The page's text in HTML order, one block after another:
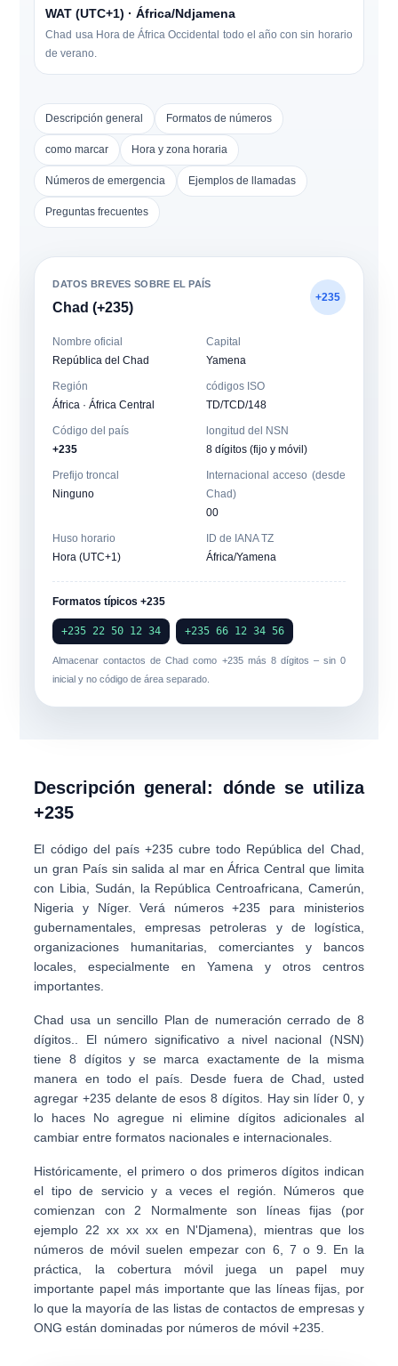
WAT (UTC+1) · África/Ndjamena
Chad usa Hora de África Occidental todo el año consin horario
de verano.
Descripción general Formatos de números
como marcar Hora y zona horaria
Números de emergencia Ejemplos de llamadas
Preguntas frecuentes
DATOS BREVES SOBRE EL PAÍS
Chad (+235)
+235
Nombre oficial
República del Chad
Capital
Yamena
Región
África · África Central
códigos ISO
TD/TCD/148
Código del país
+235
longitud del NSN
8 dígitos (fijo y móvil)
Prefijo troncal
Ninguno
Internacional acceso (desde
Chad)
00
Huso horario
Hora (UTC+1)
ID de IANA TZ
África/Yamena
Formatos típicos +235
+235 22 50 12 34 +235 66 12 34 56
Almacenar contactos de Chad como +235más 8 dígitos – sin 0
inicial y no código de área separado.
Descripción general: dónde se utiliza
+235
El código del país +235cubre todo República del Chad
un gran País sin salida al mar en África Central que limita
con Libia, Sudán, la República Centroafricana, Camerún,
Nigeria y Níger. Verá números +235 para ministerios
gubernamentales, empresas petroleras y de logística,
organizaciones humanitarias, comerciantes y bancos
locales, especialmente en Yamena y otros centros
importantes.
Chad usa un sencillo Plan de numeración cerrado de 8
dígitos.
. El número significativo a nivel nacional (NSN)
tiene 8 dígitos y se marca exactamente de la misma
manera en todo el país. Desde fuera de Chad, usted
agregar+235 delante de esos 8 dígitos. Haysin líder 0, y
lo haces No agregue ni elimine dígitos adicionales al
cambiar entre formatos nacionales e internacionales.
Históricamente, el primero o dos primeros dígitos indican
el tipo de servicioy a veces el región. Números que
comienzan con 2 Normalmente son líneas fijas (por
ejemplo 22 xx xx xx en N'Djamena), mientras que los
números de móvil suelen empezar con 6 7 o 9 . En la
práctica, la cobertura móvil juega un papel muy
importante papel más importante que las líneas fijas, por
lo que la mayoría de las listas de contactos de empresas y
ONG están dominadas por números de móvil +235.